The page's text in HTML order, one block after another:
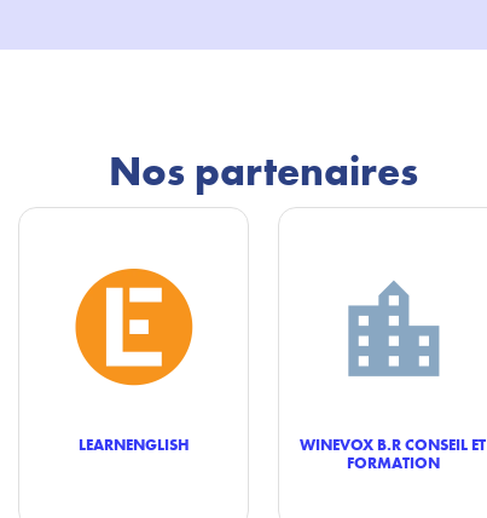
Nos partenaires
LEARNENGLISH
WINEVOX B.R CONSEIL ET
FORMATION